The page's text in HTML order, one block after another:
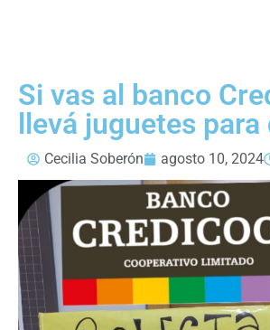
Si vas al banco
llevá juguetes para
Cecilia Soberón agosto 10, 2024